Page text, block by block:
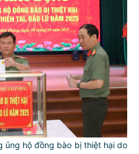
ủng hộ đồng bào bị thiệt hại do